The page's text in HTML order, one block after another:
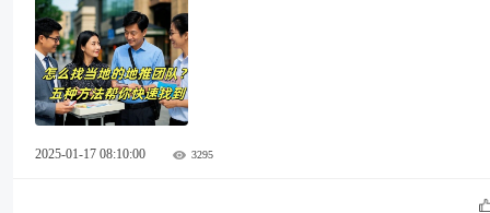
2025-01-17 08:10:00 3295